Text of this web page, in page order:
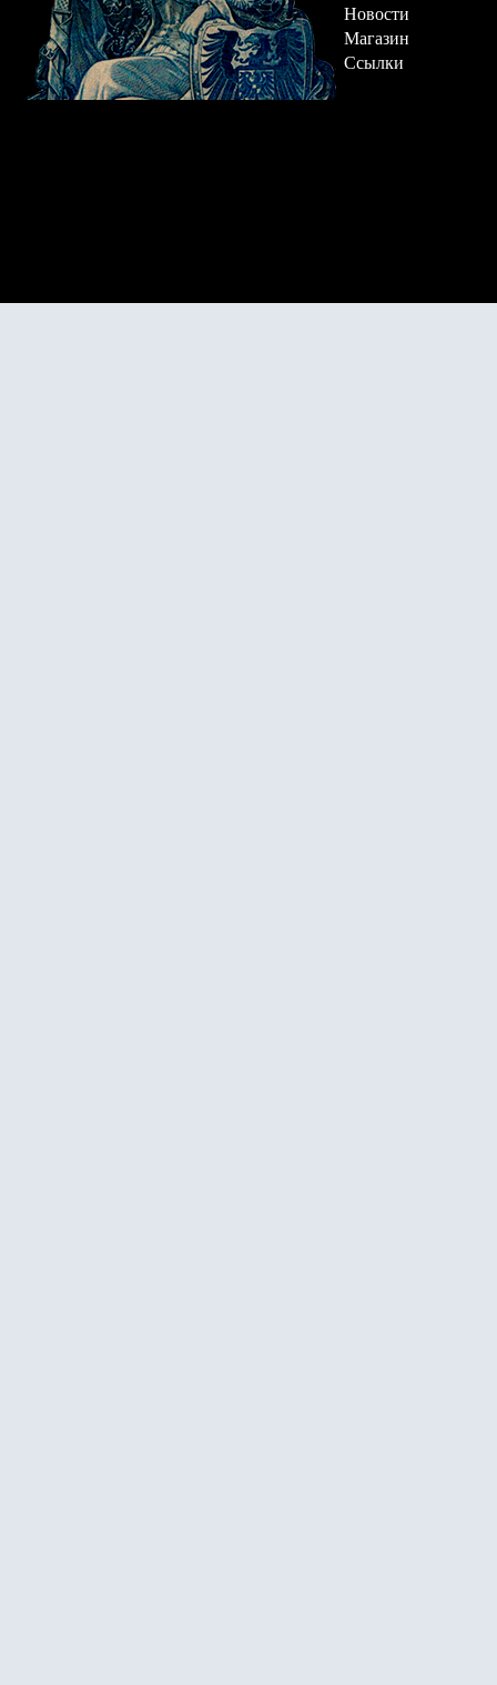
Новости
Магазин
Ссылки